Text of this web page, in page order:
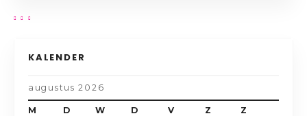
KALENDER
augustus 2026
M D W D V Z Z